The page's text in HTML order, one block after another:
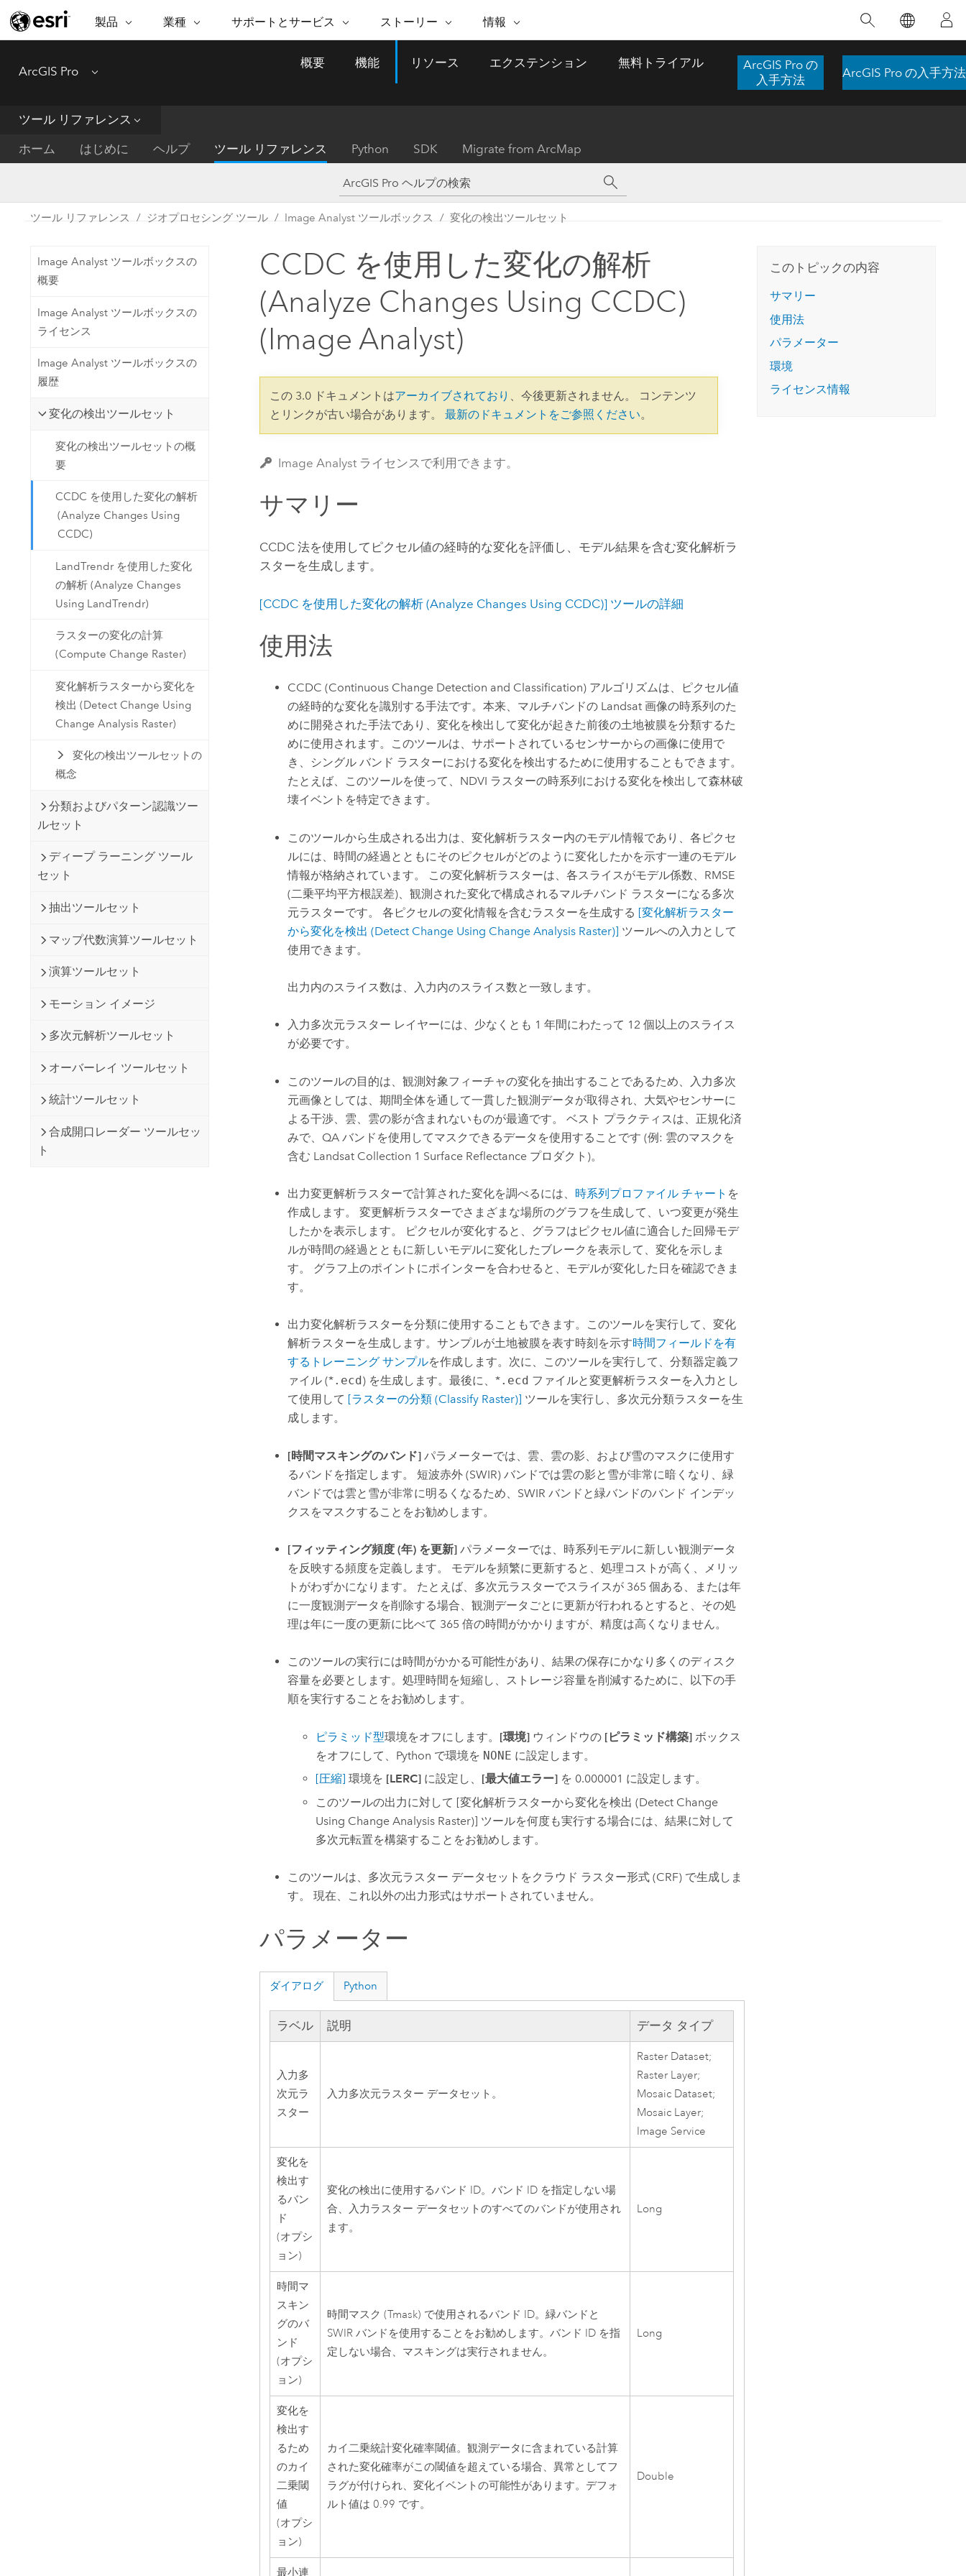
製品
ARCGIS
ArcGIS Online
完全な SaaS マッピング プラット
ArcGIS Enterprise
ケーションの構築
すべてのプロダクト
機能
位置情報を分析に活用
空間データの統合、編集、共有
Esri ストア
Esri の ArcGIS 製品
られています。 技術がどのようなものかを
ブ マップを試したり、製品の機能を調べた
ArcGIS Pro の詳細
業種
業種
自然保護
公共エネルギー
地方自治体
持続可能な開発
電気通信
交通機関
注目のイニシアティブ
インフラストラクチャ管理
GIS を活用して、最新の強靱で持続可能な未
的アプローチは、インフラストラクチャ プ
ロジェクトが周囲の環境とどのように関連
しているかをリーダーが理解するのに役立
ちます。
インフラストラクチャ管理の探索
サポートとサービス
サポートとサービス セルフサービス
ArcGIS ブログ
ドキュメント
My Esri
するために使用される空間統計技術を探索
コースを探索
ストーリー
ESRI ストーリー
Esri ブログ
実世界のグローバルな GIS
技術革新
Esri と The Science of Where
ー リーダーの声
ArcNews
業界ニュースと ArcGIS 更
すべてのストーリー
リケーションを構築し、重要な救助活動を
ストーリーを読む
情報
ESRI について
パートナー
採用情報
メディアおよびアナリスト関
Esri に連絡
イノベーションへの取り
組み
ーメーション
注目
ArcGIS Pro Menu
概要 機能 リソース エクステンション 無料トライアル
ArcGIS Pro の
入手方法
ArcGIS Pro の入手方法
ツール リファレンス
ホーム はじめに ヘルプ ツール リファレンス Python SDK Migrate from ArcMap
ツール リファレンス ジオプロセシング ツール Image Analyst ツールボックス 変化の検出ツールセット
Image Analyst ツールボックスの
概要
Image Analyst ツールボックスの
ライセンス
Image Analyst ツールボックスの
履歴
変化の検出ツールセット
変化の検出ツールセットの概
要
CCDC を使用した変化の解析
(Analyze Changes Using
CCDC)
LandTrendr を使用した変化
の解析 (Analyze Changes
Using LandTrendr)
ラスターの変化の計算
(Compute Change Raster)
変化解析ラスターから変化を
検出 (Detect Change Using
Change Analysis Raster)
変化の検出ツールセットの
概念
分類およびパターン認識ツー
ルセット
ディープ ラーニング ツール
セット
抽出ツールセット
マップ代数演算ツールセット
演算ツールセット
モーション イメージ
多次元解析ツールセット
オーバーレイ ツールセット
統計ツールセット
合成開口レーダー ツールセッ
ト
CCDC を使用した変化の解析
(Analyze Changes Using CCDC)
(Image Analyst)
この 3.0 ドキュメントはアーカイブされており 、今後更新されません。 コンテンツ
とリンクが古い場合があります。最新のドキュメントをご参照ください。
Image Analyst ライセンスで利用できます。
サマリー
CCDC 法を使用してピクセル値の経時的な変化を評価し、モデル結果を含む変化解析ラ
スターを生成します。
[CCDC を使用した変化の解析 (Analyze Changes Using CCDC)] ツールの詳細
使用法
CCDC (Continuous Change Detection and Classification) アルゴリズムは、ピクセル値
の経時的な変化を識別する手法です。本来、マルチバンドの Landsat 画像の時系列のた
めに開発された手法であり、変化を検出して変化が起きた前後の土地被膜を分類するた
めに使用されます。このツールは、サポートされているセンサーからの画像に使用で
き、シングル バンド ラスターにおける変化を検出するために使用することもできます。
たとえば、このツールを使って、NDVI ラスターの時系列における変化を検出して森林破
壊イベントを特定できます。
このツールから生成される出力は、変化解析ラスター内のモデル情報であり、各ピクセ
ルには、時間の経過とともにそのピクセルがどのように変化したかを示す一連のモデル
情報が格納されています。 この変化解析ラスターは、各スライスがモデル係数、RMSE
(二乗平均平方根誤差)、観測された変化で構成されるマルチバンド ラスターになる多次
元ラスターです。 各ピクセルの変化情報を含むラスターを生成する [変化解析ラスター
から変化を検出 (Detect Change Using Change Analysis Raster)] ツールへの入力として
使用できます。
出力内のスライス数は、入力内のスライス数と一致します。
入力多次元ラスター レイヤーには、少なくとも 1 年間にわたって 12 個以上のスライス
が必要です。
このツールの目的は、観測対象フィーチャの変化を抽出することであるため、入力多次
元画像としては、期間全体を通して一貫した観測データが取得され、大気やセンサーに
よる干渉、雲、雲の影が含まれないものが最適です。 ベスト プラクティスは、正規化済
みで、QA バンドを使用してマスクできるデータを使用することです (例: 雲のマスクを
含む Landsat Collection 1 Surface Reflectance プロダクト)。
出力変更解析ラスターで計算された変化を調べるには、 時系列プロファイル チャート を
作成します。 変更解析ラスターでさまざまな場所のグラフを生成して、いつ変更が発生
したかを表示します。 ピクセルが変化すると、グラフはピクセル値に適合した回帰モデ
ルが時間の経過とともに新しいモデルに変化したブレークを表示して、変化を示しま
す。 グラフ上のポイントにポインターを合わせると、モデルが変化した日を確認できま
す。
出力変化解析ラスターを分類に使用することもできます。このツールを実行して、変化
解析ラスターを生成します。サンプルが土地被膜を表す時刻を示す時間フィールドを有
するトレーニング サンプルを作成します。次に、このツールを実行して、分類器定義フ
ァイル (*.ecd ) を生成します。最後に、*.ecd ファイルと変更解析ラスターを入力とし
て使用して [ラスターの分類 (Classify Raster)] ツールを実行し、多次元分類ラスターを生
成します。
[時間マスキングのバンド]パラメーターでは、雲、雲の影、および雪のマスクに使用す
るバンドを指定します。 短波赤外 (SWIR) バンドでは雲の影と雪が非常に暗くなり、緑
バンドでは雲と雪が非常に明るくなるため、SWIR バンドと緑バンドのバンド インデッ
クスをマスクすることをお勧めします。
[フィッティング頻度 (年) を更新]パラメーターでは、時系列モデルに新しい観測データ
を反映する頻度を定義します。 モデルを頻繁に更新すると、処理コストが高く、メリッ
トがわずかになります。 たとえば、多次元ラスターでスライスが 365 個ある、または年
に一度観測データを削除する場合、観測データごとに更新が行われるとすると、その処
理は年に一度の更新に比べて 365 倍の時間がかかりますが、精度は高くなりません。
このツールの実行には時間がかかる可能性があり、結果の保存にかなり多くのディスク
容量を必要とします。処理時間を短縮し、ストレージ容量を削減するために、以下の手
順を実行することをお勧めします。
ピラミッド型環境をオフにします。 [環境]ウィンドウの [ピラミッド構築]ボックス
をオフにして、Python で環境を NONE に設定します。
[圧縮] 環境を [LERC]に設定し、 [最大値エラー]を 0.000001 に設定します。
このツールの出力に対して [変化解析ラスターから変化を検出 (Detect Change
Using Change Analysis Raster)] ツールを何度も実行する場合には、結果に対して
多次元転置を構築することをお勧めします。
このツールは、多次元ラスター データセットをクラウド ラスター形式 (CRF) で生成しま
す。 現在、これ以外の出力形式はサポートされていません。
パラメーター
ダイアログ Python
ラベル 説明 データ タイプ
入力多
次元ラ
スター
入力多次元ラスター データセット。
Raster Dataset;
Raster Layer;
Mosaic Dataset;
Mosaic Layer;
Image Service
変化を
検出す
るバン
ド
(オプシ
ョン)
変化の検出に使用するバンド ID。バンド ID を指定しない場
合、入力ラスター データセットのすべてのバンドが使用され
ます。
Long
時間マ
スキン
グのバ
ンド
(オプシ
ョン)
時間マスク (Tmask) で使用されるバンド ID。緑バンドと
SWIR バンドを使用することをお勧めします。バンド ID を指
定しない場合、マスキングは実行されません。
Long
変化を
検出す
るため
のカイ
二乗閾
値
(オプシ
ョン)
カイ二乗統計変化確率閾値。観測データに含まれている計算
された変化確率がこの閾値を超えている場合、異常としてフ
ラグが付けられ、変化イベントの可能性があります。デフォ
ルト値は 0.99 です。
Double
最小連
このトピックの内容
サマリー
使用法
パラメーター
環境
ライセンス情報